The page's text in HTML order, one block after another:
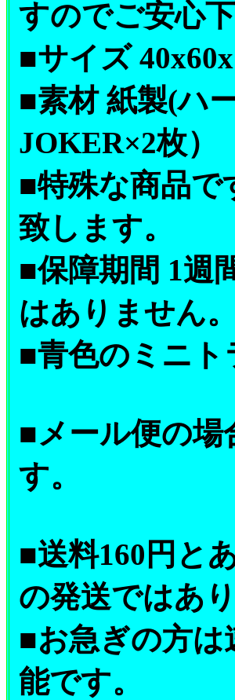
すのでご安心下
■サイズ
■素材 紙製(ハ
JOKER×2枚）
■特殊な商品で
致します。
■保障期間 1週
はありません。
■青色のミニ
■メール便の場
す。
■送料160円と
の発送ではあ
■お急ぎの方は
能です。